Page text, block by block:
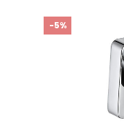
-5%